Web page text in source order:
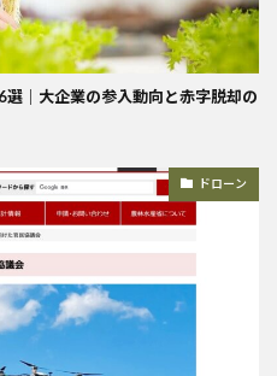
選｜大企業の参入動向と赤字脱却の
ドローン